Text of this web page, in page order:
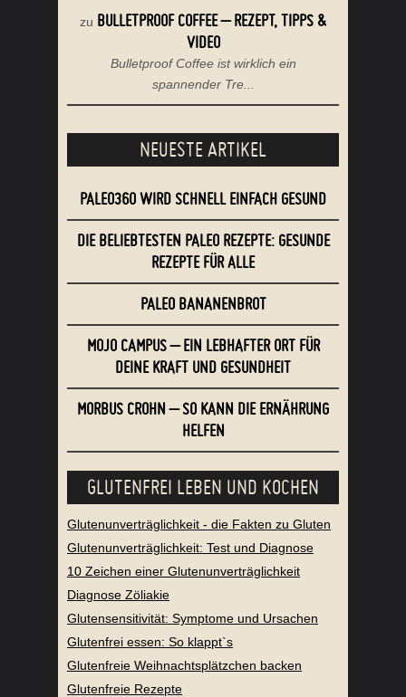
zu BULLETPROOF COFFEE – REZEPT, TIPPS &
VIDEO
Bulletproof Coffee ist wirklich ein
spannender Tre...
NEUESTE ARTIKEL
PALEO360 WIRD SCHNELL EINFACH GESUND
DIE BELIEBTESTEN PALEO REZEPTE: GESUNDE
REZEPTE FÜR ALLE
PALEO BANANENBROT
MOJO CAMPUS – EIN LEBHAFTER ORT FÜR
DEINE KRAFT UND GESUNDHEIT
MORBUS CROHN – SO KANN DIE ERNÄHRUNG
HELFEN
GLUTENFREI LEBEN UND KOCHEN
Glutenunverträglichkeit - die Fakten zu Gluten
Glutenunverträglichkeit: Test und Diagnose
10 Zeichen einer Glutenunverträglichkeit
Diagnose Zöliakie
Glutensensitivität: Symptome und Ursachen
Glutenfrei essen: So klappt`s
Glutenfreie Weihnachtsplätzchen backen
Glutenfreie Rezepte